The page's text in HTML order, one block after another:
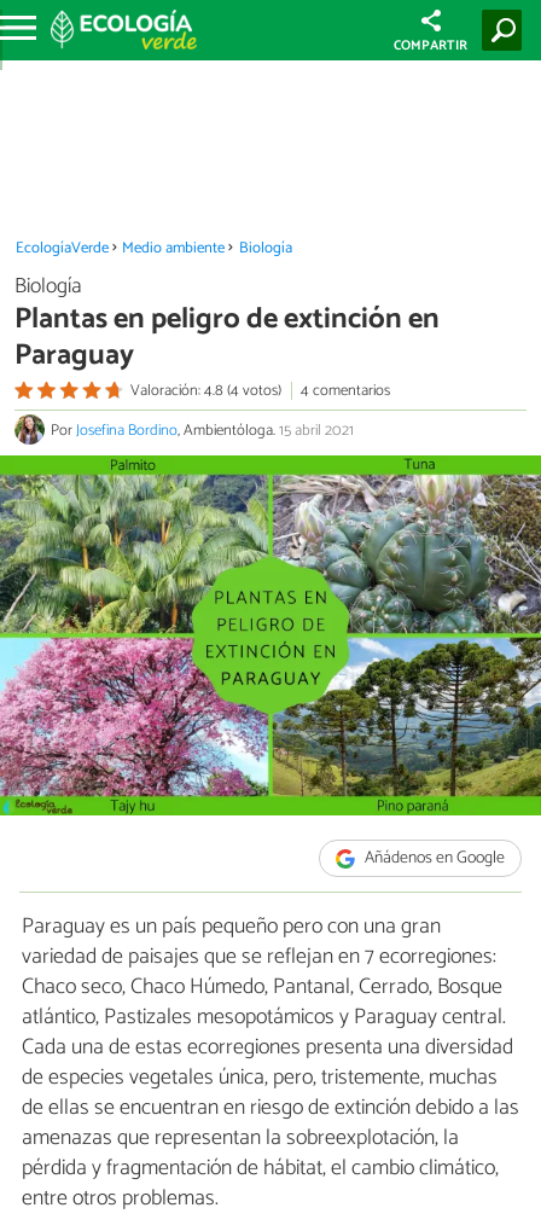
COMPARTIR
EcologíaVerde Medio ambiente Biología
Biología
Plantas en peligro de extinción en
Paraguay
Valoración: 4.8 (4 votos)
4 comentarios
PorJosefina Bordino, Ambientóloga.15 abril 2021
Añádenos en Google
Paraguay es un país pequeño pero con una gran
variedad de paisajes que se reflejan en 7 ecorregiones:
Chaco seco, Chaco Húmedo, Pantanal, Cerrado, Bosque
atlántico, Pastizales mesopotámicos y Paraguay central.
Cada una de estas ecorregiones presenta una diversidad
de especies vegetales única, pero, tristemente, muchas
de ellas se encuentran en riesgo de extinción debido a las
amenazas que representan la sobreexplotación, la
pérdida y fragmentación de hábitat, el cambio climático,
entre otros problemas.